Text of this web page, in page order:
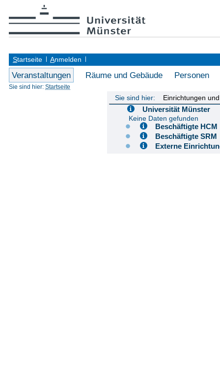
Startseite Anmelden
Veranstaltungen Räume und Gebäude Personen
Sie sind hier: Startseite
Sie sind hier: Einrichtungen
Universität Münster
Keine Daten gefunden
Beschäftigte
Beschäftigte
Externe